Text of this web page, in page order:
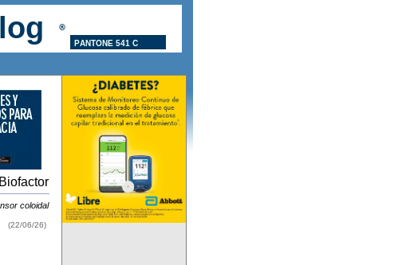
Biofactor
coloidal
(22/06/26)